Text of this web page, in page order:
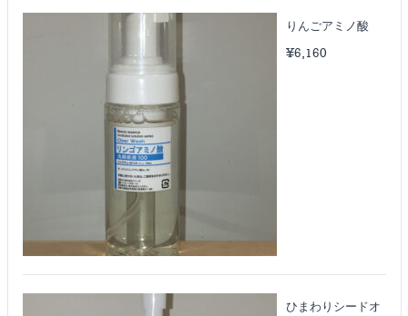
りんごアミノ酸
¥6,160
ひまわりシードオ